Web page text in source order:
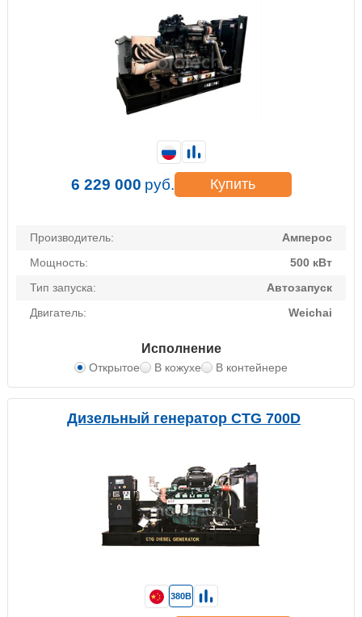
Производитель:
Амперос
Мощность:
500 кВт
Тип запуска:
Автозапуск
Двигатель:
Weichai
Исполнение
Открытое В кожухе В контейнере
6 229 000 руб. Купить
Дизельный генератор CTG 700D
380В